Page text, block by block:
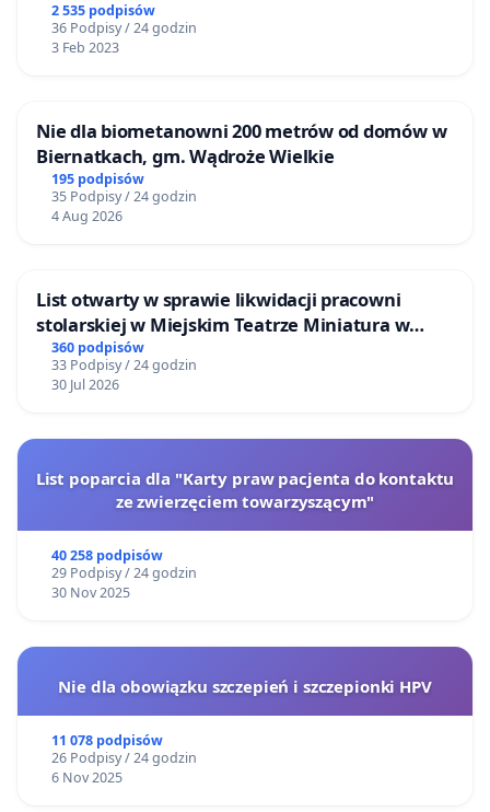
2 535 podpisów
36 Podpisy / 24 godzin
3 Feb 2023
Nie dla biometanowni 200 metrów od domów w
Biernatkach, gm. Wądroże Wielkie
195 podpisów
35 Podpisy / 24 godzin
4 Aug 2026
List otwarty w sprawie likwidacji pracowni
stolarskiej w Miejskim Teatrze Miniatura w
Gdańsku
360 podpisów
33 Podpisy / 24 godzin
30 Jul 2026
List poparcia dla "Karty praw pacjenta do kontaktu
ze zwierzęciem towarzyszącym"
40 258 podpisów
29 Podpisy / 24 godzin
30 Nov 2025
Nie dla obowiązku szczepień i szczepionki HPV
11 078 podpisów
26 Podpisy / 24 godzin
6 Nov 2025